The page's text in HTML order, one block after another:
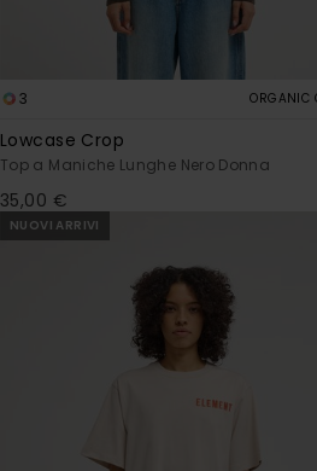
3 ORGANIC
Lowcase Crop
Top a Maniche Lunghe Nero Donna
35,00 €
NUOVI ARRIVI